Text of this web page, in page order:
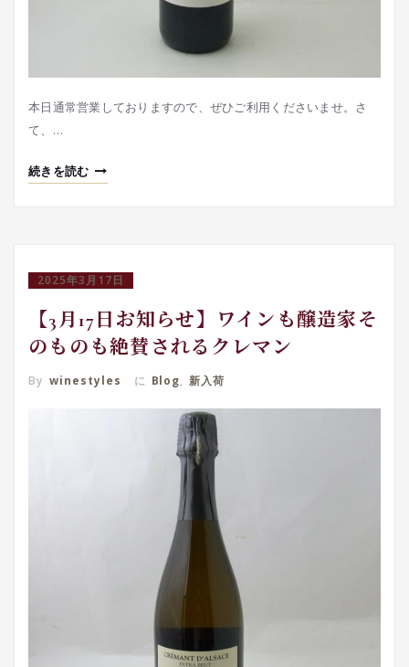
本日通常営業しておりますので、ぜひご利用くださいませ。さ
て、…
続きを読む
2025年3月17日
【3月17日お知らせ】ワインも醸造家そ
のものも絶賛されるクレマン
By winestyles に Blog, 新入荷